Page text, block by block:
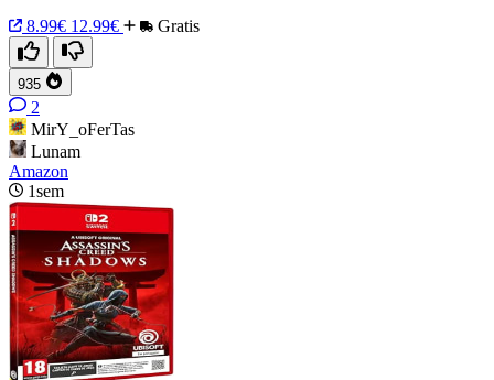
8.99€ 12.99€ Gratis
935
2
MirY_oFerTas
Lunam
Amazon
1sem